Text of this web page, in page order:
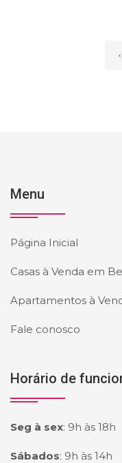
‹
Menu
Página Inicial
Casas à Venda em
Apartamentos à
Fale conosco
Horário de
Seg à sex: 9h às 18h
Sábados: 9h às 14h